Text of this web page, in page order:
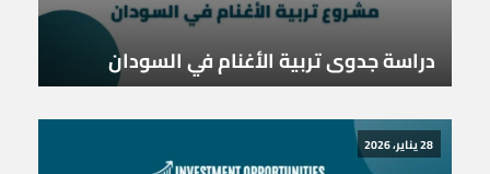
دراسة جدوى تربية الأغنام في السودان
28 يناير، 2026